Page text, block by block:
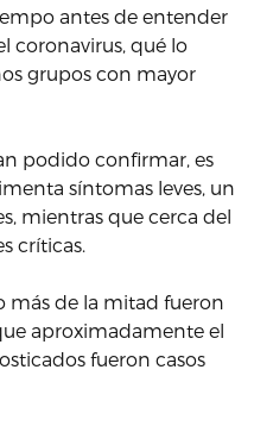
antes de entender
coronavirus, qué lo
grupos con mayor
podido confirmar, es
síntomas leves, un
mientras que cerca del
críticas.
más de la mitad fueron
aproximadamente el
fueron casos